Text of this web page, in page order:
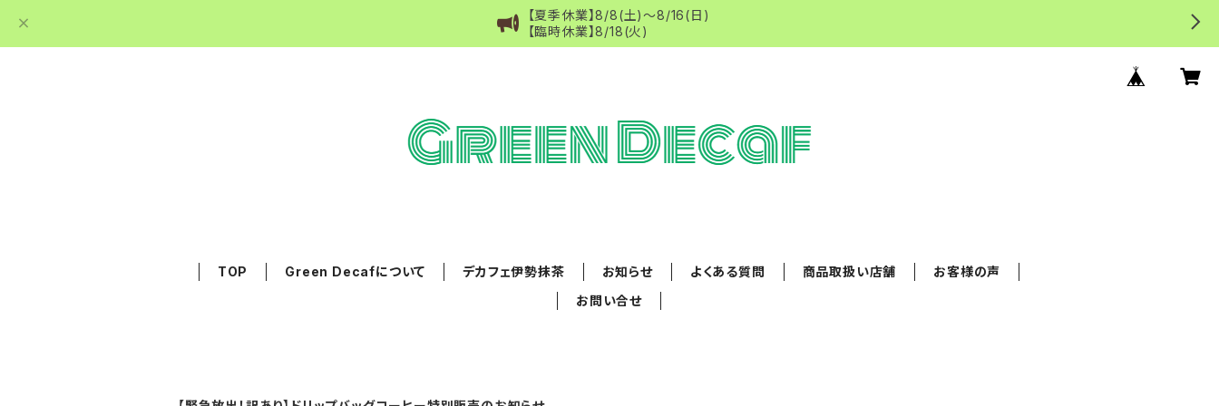
【夏季休業】8/8(土)～8/16(日)
【臨時休業】8/18(火)
TOP Green Decafについて デカフェ伊勢抹茶 お知らせ よくある質問 商品取扱い店舗
お客様の声
お問い合せ